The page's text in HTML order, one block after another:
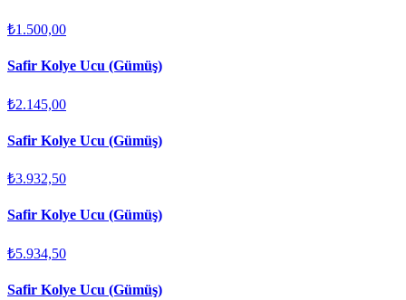
₺1.500,00
Safir Kolye Ucu (Gümüş)
₺2.145,00
Safir Kolye Ucu (Gümüş)
₺3.932,50
Safir Kolye Ucu (Gümüş)
₺5.934,50
Safir Kolye Ucu (Gümüş)